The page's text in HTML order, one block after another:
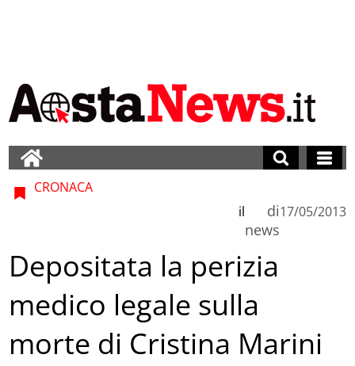
CRONACA
di
news
il 17/05/2013
Depositata la perizia
medico legale sulla
morte di Cristina Marini